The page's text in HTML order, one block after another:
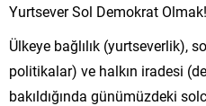
Yurtsever Sol Demokrat Olmak!
Ülkeye bağlılık (yurtseverlik),
politikalar) ve halkın iradesi
bakıldığında günümüzdeki